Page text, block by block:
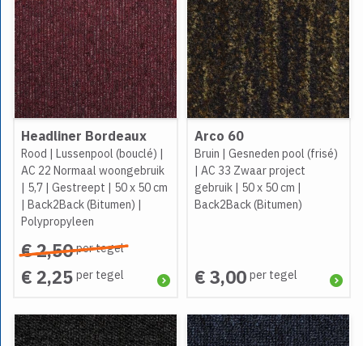
Headliner Bordeaux
Rood | Lussenpool (bouclé) |
AC 22 Normaal woongebruik
| 5,7 | Gestreept | 50 x 50 cm
| Back2Back (Bitumen) |
Polypropyleen
€ 2,50 per tegel
€ 2,25 per tegel
Arco 60
Bruin | Gesneden pool (frisé)
| AC 33 Zwaar project
gebruik| 50 x 50 cm |
Back2Back (Bitumen)
€ 3,00 per tegel